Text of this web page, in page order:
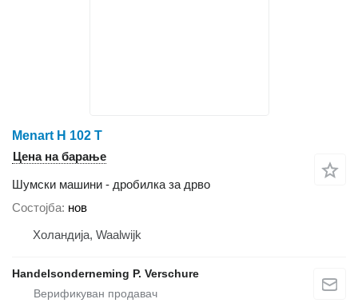
Menart H 102 T
Цена на барање
Шумски машини - дробилка за дрво
Состојба нов
Холандија, Waalwijk
Handelsonderneming P. Verschure